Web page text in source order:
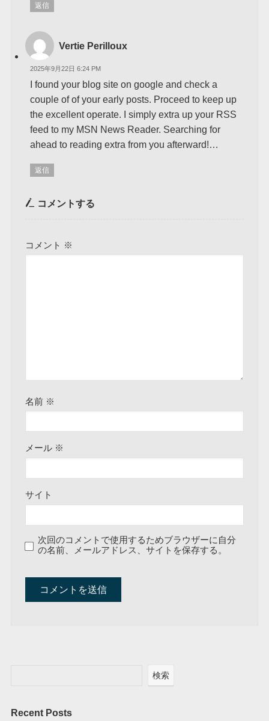
返信
Vertie Perilloux
2025年9月22日 6:24 PM
I found your blog site on google and check a
couple of of your early posts. Proceed to keep up
the excellent operate. I simply extra up your RSS
feed to my MSN News Reader. Searching for
ahead to reading extra from you afterward!…
返信
コメントする
コメント ※
名前 ※
メール ※
サイト
次回のコメントで使用するためブラウザーに自分
の名前、メールアドレス、サイトを保存する。
t
検索
Recent Posts